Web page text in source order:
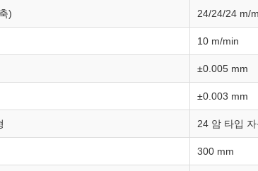
) 24/24/24 m/
10 m/min
±0.005 mm
±0.003 mm
24 암 타입
300 mm